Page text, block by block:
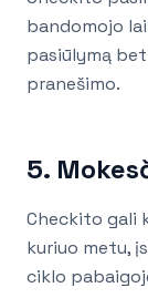
bandomojo
pasiūlymą
pranešimo.
5.
Checkito gali
kuriuo metu,
ciklo